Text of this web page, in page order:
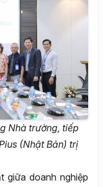
Nhà trường, tiếp
(Nhật Bản) trị
giữa doanh nghiệp